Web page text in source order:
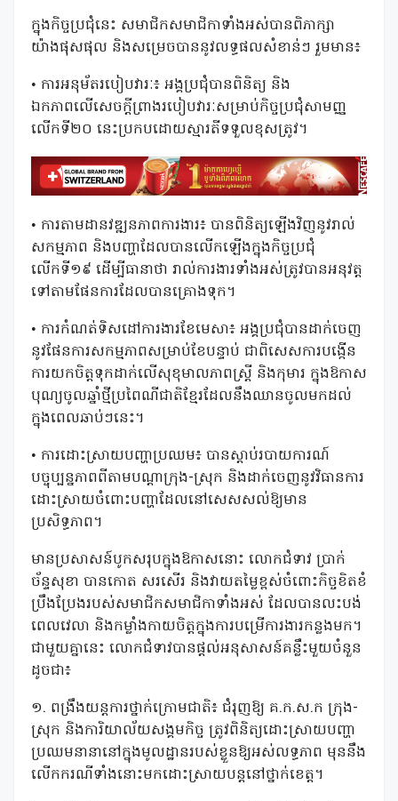
ក្នុងកិច្ចប្រជុំនេះ សមាជិកសមាជិកាទាំងអស់បានពិភាក្សា
យ៉ាងផុសផុល និងសម្រេចបាននូវលទ្ធផលសំខាន់ៗ រួមមាន៖
• ការអនុម័តរបៀបវារៈ៖ អង្គប្រជុំបានពិនិត្យ និង
ឯកភាពលើសេចក្តីព្រាងរបៀបវារៈសម្រាប់កិច្ចប្រជុំសាមញ្ញ
លើកទី២០ នេះប្រកបដោយស្មារតីទទួលខុសត្រូវ។
• ការតាមដានវឌ្ឍនភាពការងារ៖ បានពិនិត្យឡើងវិញនូវរាល់
សកម្មភាព និងបញ្ហាដែលបានលើកឡើងក្នុងកិច្ចប្រជុំ
លើកទី១៩ ដើម្បីធានាថា រាល់ការងារទាំងអស់ត្រូវបានអនុវត្ត
ទៅតាមផែនការដែលបានគ្រោងទុក។
• ការកំណត់ទិសដៅការងារខែមេសា៖ អង្គប្រជុំបានដាក់ចេញ
នូវផែនការសកម្មភាពសម្រាប់ខែបន្ទាប់ ជាពិសេសការបង្កើន
ការយកចិត្តទុកដាក់លើសុខុមាលភាពស្ត្រី និងកុមារ ក្នុងឱកាស
បុណ្យចូលឆ្នាំថ្មីប្រពៃណីជាតិខ្មែរដែលនឹងឈានចូលមកដល់
ក្នុងពេលឆាប់ៗនេះ។
• ការដោះស្រាយបញ្ហាប្រឈម៖ បានស្តាប់របាយការណ៍
បច្ចុប្បន្នភាពពីតាមបណ្តាក្រុង-ស្រុក និងដាក់ចេញនូវវិធានការ
ដោះស្រាយចំពោះបញ្ហាដែលនៅសេសសល់ឱ្យមាន
ប្រសិទ្ធភាព។
មានប្រសាសន៍បូកសរុបក្នុងឱកាសនោះ លោកជំទាវ ប្រាក់
ច័ន្ទសុខា បានកោត សរសើរ និងវាយតម្លៃខ្ពស់ចំពោះកិច្ចខិតខំ
ប្រឹងប្រែងរបស់សមាជិកសមាជិកាទាំងអស់ ដែលបានលះបង់
ពេលវេលា និងកម្លាំងកាយចិត្តក្នុងការបម្រើការងារកន្លងមក។
ជាមួយគ្នានេះ លោកជំទាវបានផ្តល់អនុសាសន៍គន្លឹះមួយចំនួន
ដូចជា៖
១. ពង្រឹងយន្តការថ្នាក់ក្រោមជាតិ៖ ជំរុញឱ្យ គ.ក.ស.ក ក្រុង-
ស្រុក និងការិយាល័យសង្គមកិច្ច ត្រូវពិនិត្យដោះស្រាយបញ្ហា
ប្រឈមនានានៅក្នុងមូលដ្ឋានរបស់ខ្លួនឱ្យអស់លទ្ធភាព មុននឹង
លើកករណីទាំងនោះមកដោះស្រាយបន្តនៅថ្នាក់ខេត្ត។